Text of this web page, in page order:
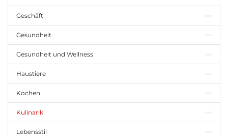
Geschäft
Gesundheit
Gesundheit und Wellness
Haustiere
Kochen
Kulinarik
Lebensstil